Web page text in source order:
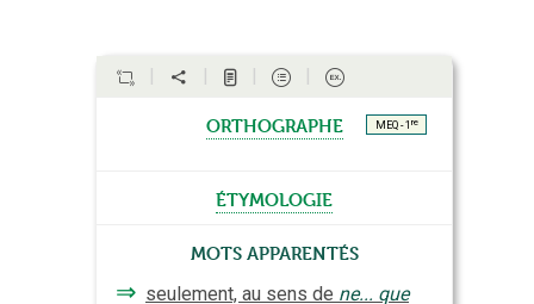
orthographe MEQ - 1 re
étymologie
Mots apparentés
⇒ seulement, au sens de ne... que